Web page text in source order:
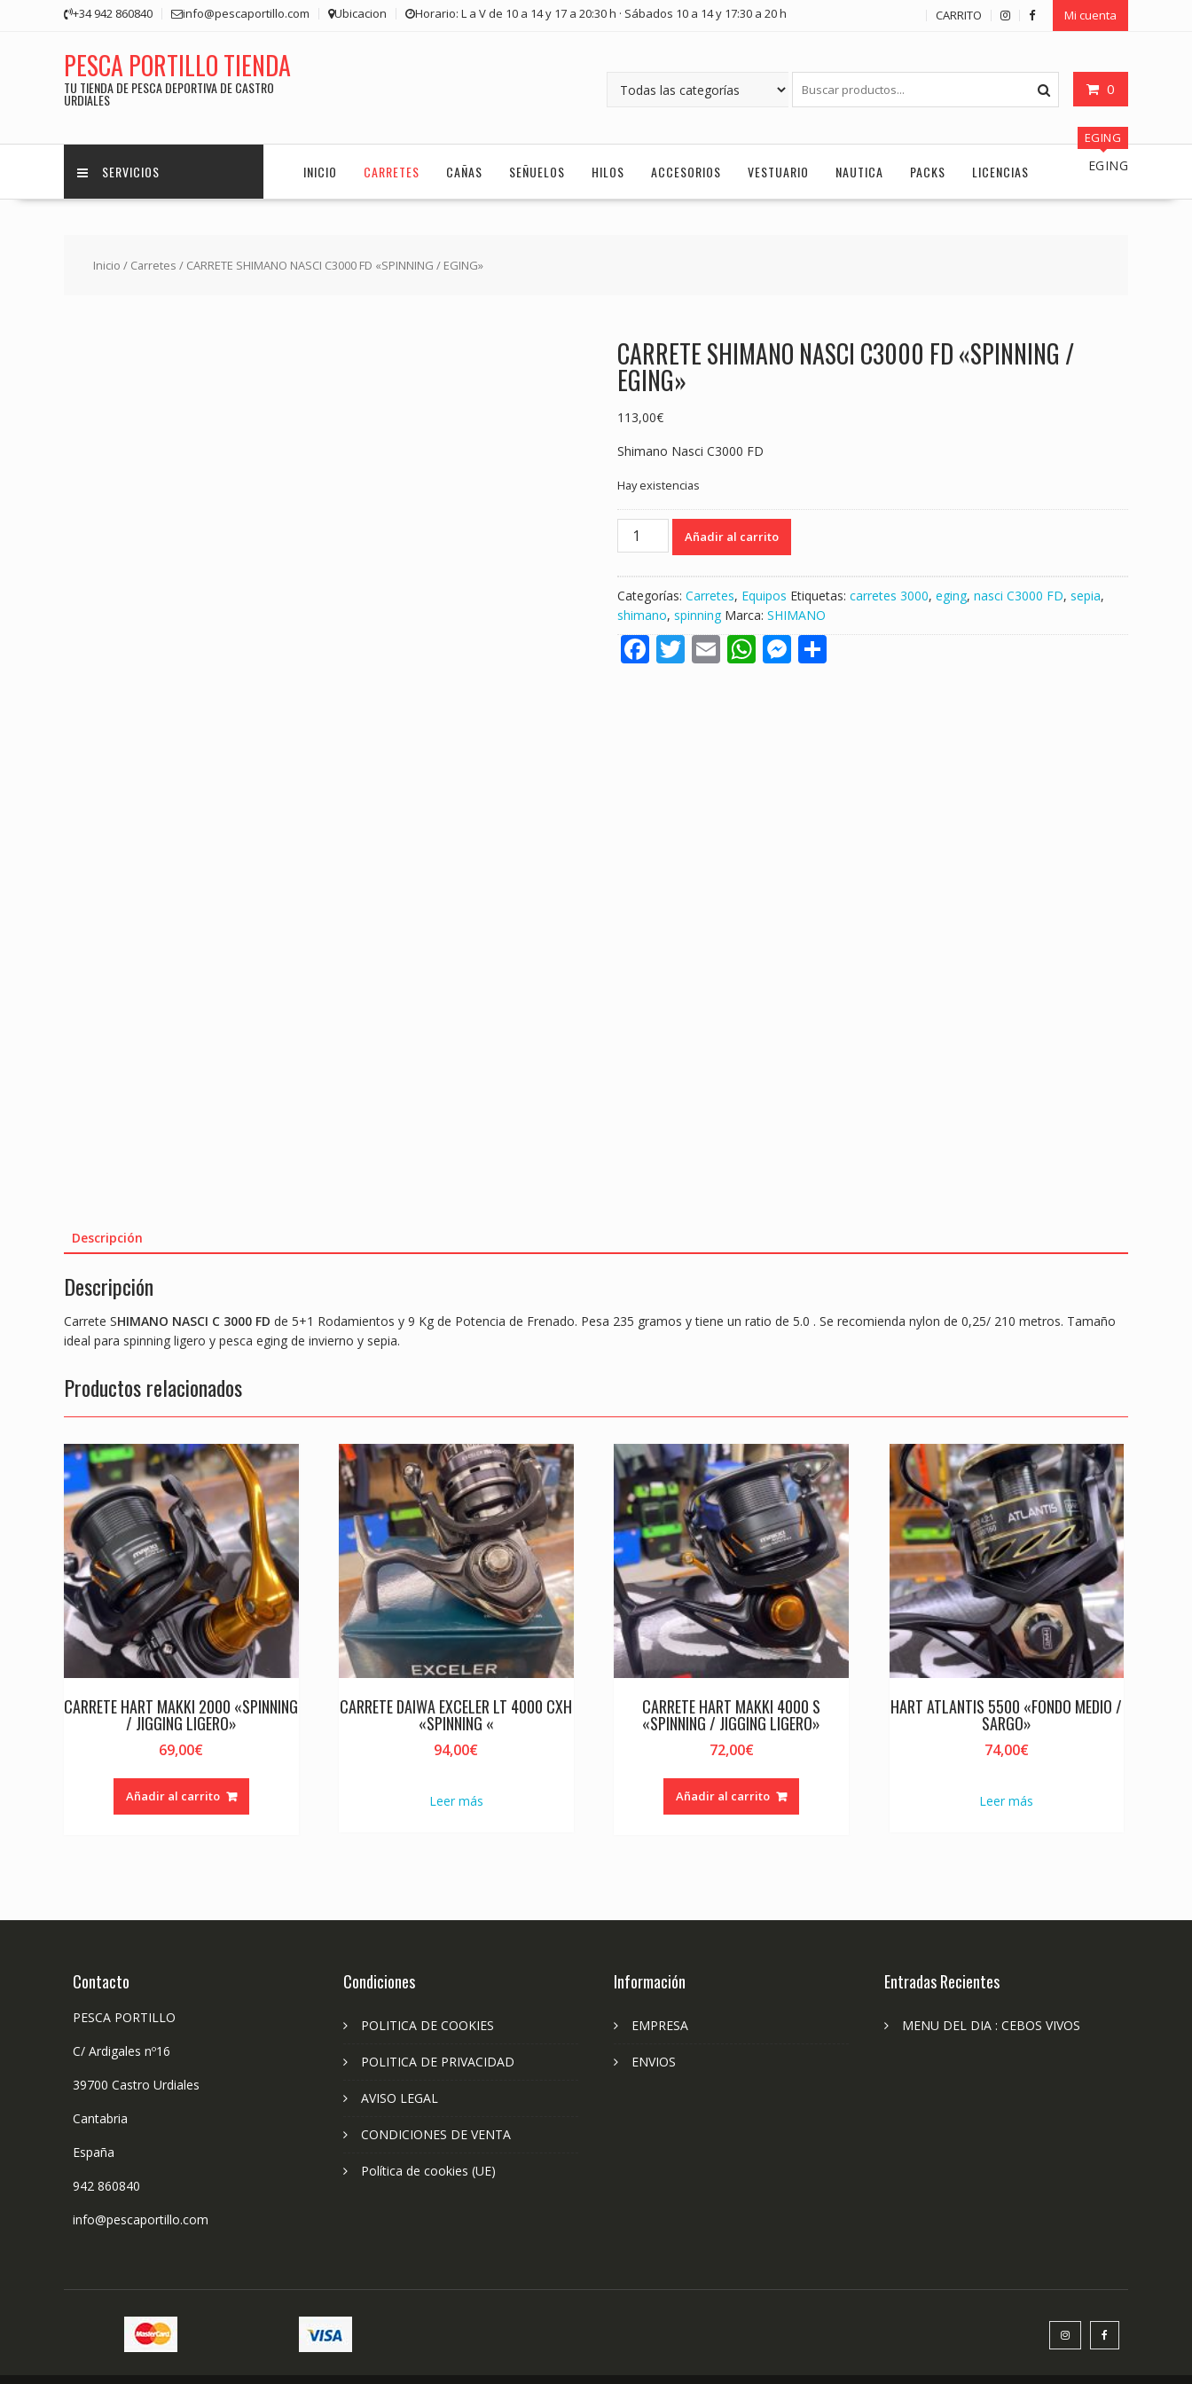
+34 942 860840 info@pescaportillo.com Ubicacion Horario: L a V de 10 a 14 y 17 a 20:30 h · Sábados 10 a 14 y 17:30 a 20 h CARRITO Mi cuenta
PESCA PORTILLO TIENDA
TU TIENDA DE PESCA DEPORTIVA DE CASTRO
URDIALES
0
SERVICIOS INICIO CARRETES CAÑAS SEÑUELOS HILOS ACCESORIOS VESTUARIO NAUTICA PACKS LICENCIAS
EGING
EGING
Inicio / Carretes / CARRETE SHIMANO NASCI C3000 FD «SPINNING / EGING»
CARRETE SHIMANO NASCI C3000 FD «SPINNING /
EGING»
113,00€
Shimano Nasci C3000 FD
Hay existencias
CARRETE
SHIMANO
FD
"SPINNING
EGING"
Añadir al carrito
Categorías: Carretes, Equipos Etiquetas: carretes 3000, eging, nasci C3000 FD, sepia,
shimano, spinning Marca: SHIMANO
F T E W M
Descripción
Descripción
Carrete SHIMANO NASCI C 3000 FD de 5+1 Rodamientos y 9 Kg de Potencia de Frenado. Pesa 235 gramos y tiene un ratio de 5.0 . Se recomienda nylon de 0,25/ 210 metros. Tamaño
ideal para spinning ligero y pesca eging de invierno y sepia.
Productos relacionados
CARRETE HART MAKKI 2000 «SPINNING
/ JIGGING LIGERO»
69,00€
Añadir al carrito
CARRETE DAIWA EXCELER LT 4000 CXH
«SPINNING «
94,00€
Leer más
CARRETE HART MAKKI 4000 S
«SPINNING / JIGGING LIGERO»
72,00€
Añadir al carrito
HART ATLANTIS 5500 «FONDO MEDIO /
SARGO»
74,00€
Leer más
Contacto
PESCA PORTILLO
C/ Ardigales nº16
39700 Castro Urdiales
Cantabria
España
942 860840
info@pescaportillo.com
Condiciones
POLITICA DE COOKIES
POLITICA DE PRIVACIDAD
AVISO LEGAL
CONDICIONES DE VENTA
Política de cookies (UE)
Información
EMPRESA
ENVIOS
Entradas Recientes
MENU DEL DIA : CEBOS VIVOS